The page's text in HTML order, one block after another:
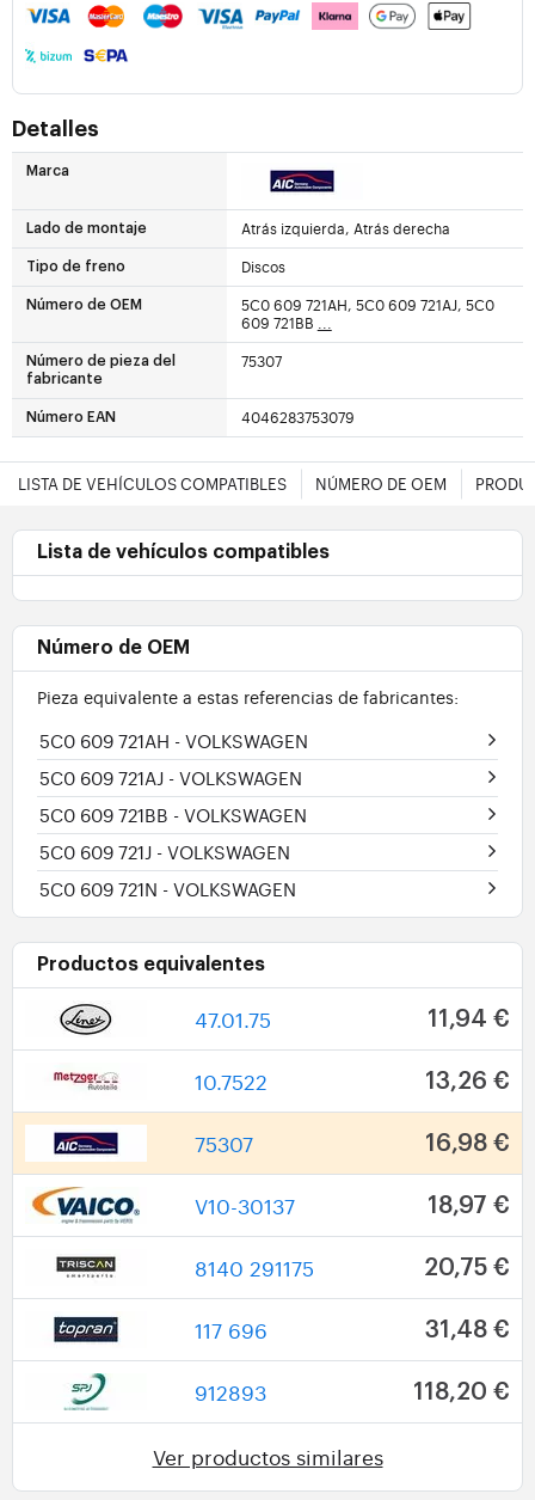
Detalles
Marca
Lado de montaje Atrás izquierda, Atrás derecha
Tipo de freno Discos
Número de OEM
5C0 609 721AH, 5C0 609 721AJ, 5C0
609 721BB ...
Número de pieza del
fabricante
75307
Número EAN 4046283753079
LISTA DE VEHÍCULOS COMPATIBLES NÚMERO DE OEM
Lista de vehículos compatibles
Número de OEM
Pieza equivalente a estas referencias de fabricantes:
5C0 609 721AH - VOLKSWAGEN
5C0 609 721AJ - VOLKSWAGEN
5C0 609 721BB - VOLKSWAGEN
5C0 609 721J - VOLKSWAGEN
5C0 609 721N - VOLKSWAGEN
Productos equivalentes
47.01.75 11,94 €
10.7522 13,26 €
75307 16,98 €
V10-30137 18,97 €
8140 291175 20,75 €
117 696 31,48 €
912893 118,20 €
Ver productos similares